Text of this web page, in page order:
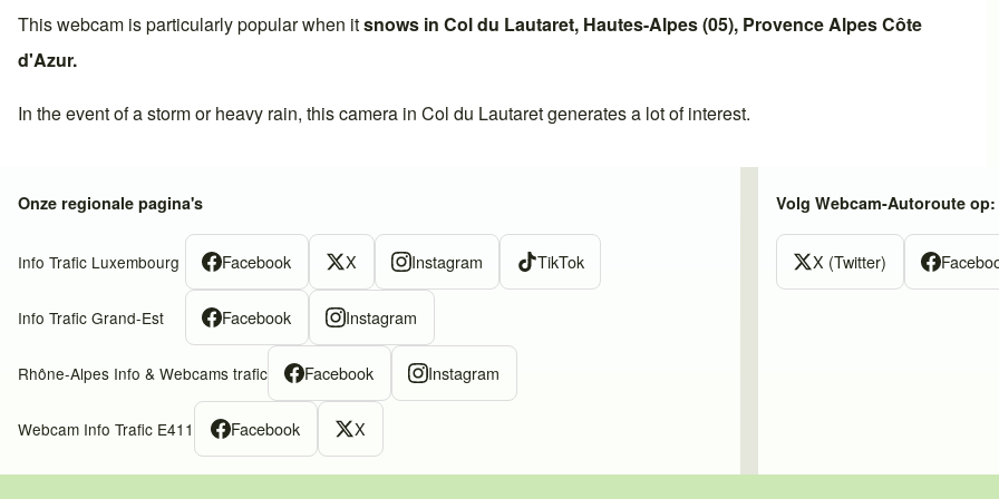
This webcam is particularly popular when itsnows in Col du Lautaret, Hautes-Alpes (05), Provence Alpes Côte
d'Azur.
In the event of a storm or heavy rain, this camera in Col du Lautaretgenerates a lot of interest.
Onze regionale pagina's
Info Trafic Luxembourg Facebook X Instagram TikTok
Info Trafic Grand-Est Facebook Instagram
Rhône-Alpes Info & Webcams trafic Facebook Instagram
Webcam Info Trafic E411 Facebook X
Volg Webcam-Autoroute op:
X (Twitter)